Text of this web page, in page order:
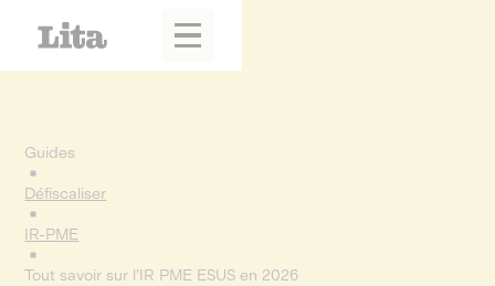
Guides
Défiscaliser
IR-PME
Tout savoir sur l’IR PME ESUS en 2026